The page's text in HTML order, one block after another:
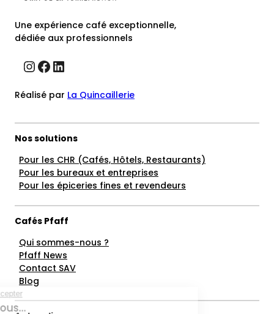
Une expérience café exceptionnelle,
dédiée aux professionnels
InstagramFacebook LinkedIn
Réalisé par La Quincaillerie
Nos solutions
Pour les CHR (Cafés, Hôtels, Restaurants)
Pour les bureaux et entreprises
Pour les épiceries fines et revendeurs
Cafés Pfaff
Qui sommes-nous ?
Pfaff News
Contact SAV
Blog